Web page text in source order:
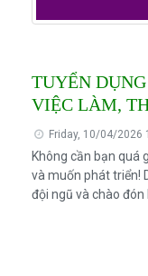
TUYỂN
VIỆC LÀM,
Friday, 10/04/2026
Không cần bạn quá
và muốn phát triển!
đội ngũ và chào đón